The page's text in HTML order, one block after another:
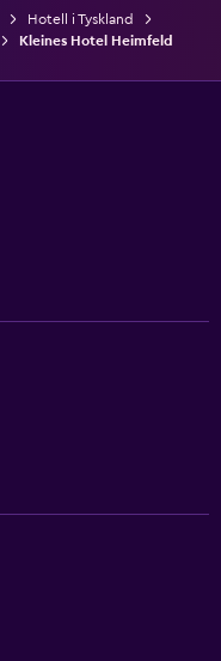
Hotell i Tyskland
Kleines Hotel Heimfeld